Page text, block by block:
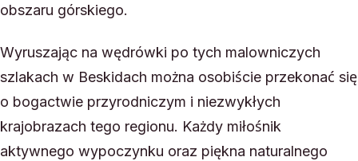
obszaru górskiego.
Wyruszając na wędrówki po tych malowniczych
szlakach w Beskidach można osobiście przekonać się
o bogactwie przyrodniczym i niezwykłych
krajobrazach tego regionu. Każdy miłośnik
aktywnego wypoczynku oraz piękna naturalnego